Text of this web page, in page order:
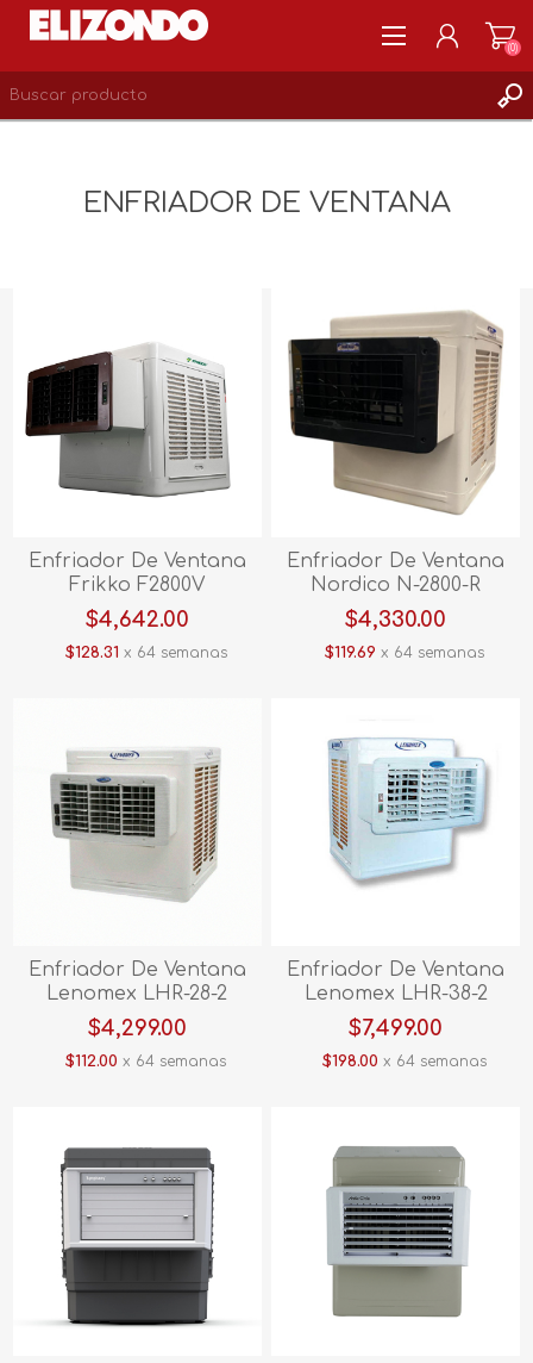
(0)
ENFRIADOR DE VENTANA
Enfriador De Ventana
Frikko F2800V
$4,642.00
$128.31 x 64 semanas
Enfriador De Ventana
Nordico N-2800-R
$4,330.00
$119.69 x 64 semanas
Enfriador De Ventana
Lenomex LHR-28-2
$4,299.00
$112.00 x 64 semanas
Enfriador De Ventana
Lenomex LHR-38-2
$7,499.00
$198.00 x 64 semanas